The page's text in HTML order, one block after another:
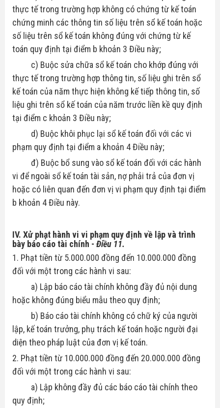
thực tế trong trường hợp không có chứng từ kế toán
chứng minh các thông tin số liệu trên sổ kế toán hoặc
số liệu trên sổ kế toán không đúng với chứng từ kế
toán quy định tại điểm b khoản 3 Điều này;
c) Buộc sửa chữa sổ kế toán cho khớp đúng với
thực tế trong trường hợp thông tin, số liệu ghi trên sổ
kế toán của năm thực hiện không kế tiếp thông tin, số
liệu ghi trên sổ kế toán của năm trước liền kề quy định
tại điểm c khoản 3 Điều này;
d) Buộc khôi phục lại sổ kế toán đối với các vi
phạm quy định tại điểm a khoản 4 Điều này;
đ) Buộc bổ sung vào sổ kế toán đối với các hành
vi để ngoài sổ kế toán tài sản, nợ phải trả của đơn vị
hoặc có liên quan đến đơn vị vi phạm quy định tại điểm
b khoản 4 Điều này.
IV. Xử phạt hành vi vi phạm quy định về lập và trình
bày báo cáo tài chính - Điều 11.
1. Phạt tiền từ 5.000.000 đồng đến 10.000.000 đồng
đối với một trong các hành vi sau:
a) Lập báo cáo tài chính không đầy đủ nội dung
hoặc không đúng biểu mẫu theo quy định;
b) Báo cáo tài chính không có chữ ký của người
lập, kế toán trưởng, phụ trách kế toán hoặc người đại
diện theo pháp luật của đơn vị kế toán.
2. Phạt tiền từ 10.000.000 đồng đến 20.000.000 đồng
đối với một trong các hành vi sau:
a) Lập không đầy đủ các báo cáo tài chính theo
quy định;